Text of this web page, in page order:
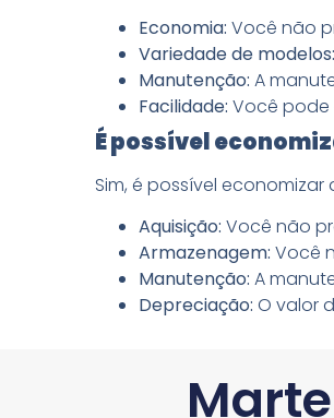
Economia: Você não
Variedade de modelos:
Manutenção: A
Facilidade: Você pode
É possível
Sim, é possível
Aquisição: Você não
Armazenagem: Você
Manutenção: A
Depreciação: O valor